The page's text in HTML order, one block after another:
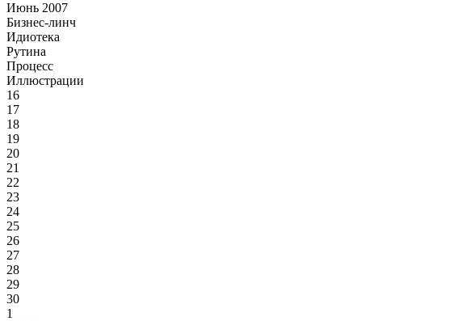
Июнь 2007
Бизнес-линч
Идиотека
Рутина
Процесс
Иллюстрации
16
17
18
19
20
21
22
23
24
25
26
27
28
29
30
1